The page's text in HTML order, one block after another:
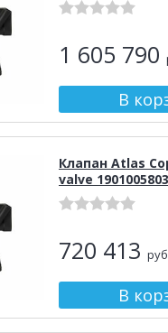
1 605 790
Клапан Atlas
valve 1901005803
720 413